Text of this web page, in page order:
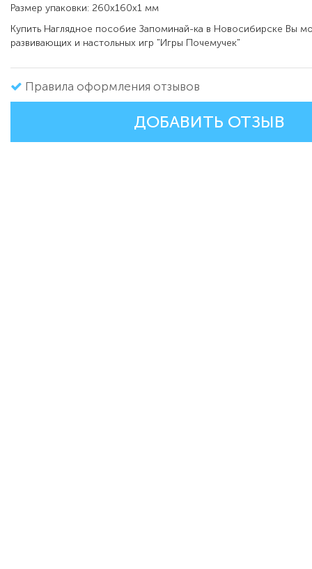
Размер упаковки: 260х160х1 мм
Купить Наглядное пособие Запоминай-ка в Новосибирске Вы
развивающих и настольных игр "Игры Почемучек"
Правила оформления отзывов
ДОБАВИТЬ ОТЗЫВ